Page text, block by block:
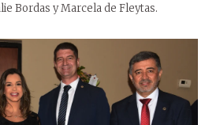
Bordas y Marcela de Fleytas.